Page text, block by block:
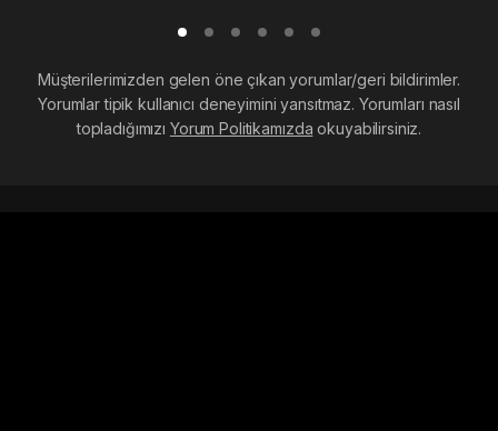
Müşterilerimizden gelen öne çıkan yorumlar/geri bildirimler.
Yorumlar tipik kullanıcı deneyimini yansıtmaz. Yorumları nasıl
topladığımızı Yorum Politikamızda okuyabilirsiniz.